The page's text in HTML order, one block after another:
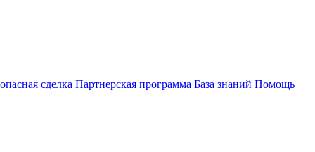
сделка Партнерская программа База знаний Помощь